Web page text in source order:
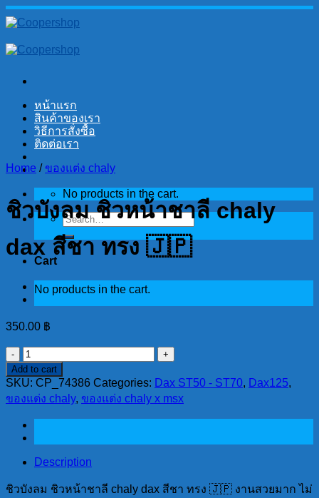
Skip
to
หน้าแรก
สินค้าของเรา
วิธีการสั่งซื้อ
ติดต่อเรา
No products in the cart.
Search
for:
Cart
No products in the cart.
Home / ของแต่ง chaly
ชิวบังลม ชิวหน้าชาลี chaly
dax สีชา ทรง 🇯🇵
350.00 ฿
ชิว
บัง
ลม
ว
หน้า
ชาลี
dax
Add to cart
SKU: CP_74386 Categories: Dax ST50 - ST70, Dax125,
ของแต่ง chaly, ของแต่ง chaly x msx
Description
ชิวบังลม ชิวหน้าชาลี chaly dax สีชา ทรง 🇯🇵 งานสวยมาก ไม่